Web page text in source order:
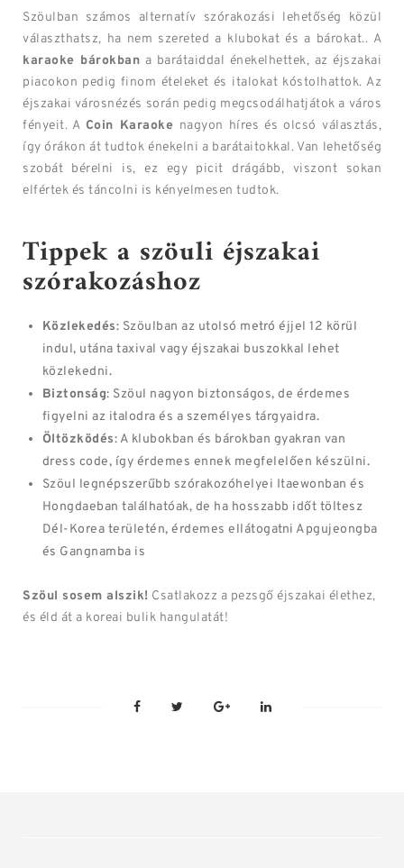
Szöulban számos alternatív szórakozási lehetőség közül
választhatsz, ha nem szereted a klubokat és a bárokat.. A
karaoke bárokban a barátaiddal énekelhettek, az éjszakai
piacokon pedig finom ételeket és italokat kóstolhattok. Az
éjszakai városnézés során pedig megcsodálhatjátok a város
fényeit. A Coin Karaoke nagyon híres és olcsó választás,
így órákon át tudtok énekelni a barátaitokkal. Van lehetőség
szobát bérelni is, ez egy picit drágább, viszont sokan
elfértek és táncolni is kényelmesen tudtok.
Tippek a szöuli éjszakai
szórakozáshoz
Közlekedés: Szöulban az utolsó metró éjjel 12 körül
indul, utána taxival vagy éjszakai buszokkal lehet
közlekedni.
Biztonság: Szöul nagyon biztonságos, de érdemes
figyelni az italodra és a személyes tárgyaidra.
Öltözködés: A klubokban és bárokban gyakran van
dress code, így érdemes ennek megfelelően készülni.
Szöul legnépszerűbb szórakozóhelyei Itaewonban és
Hongdaeban találhatóak, de ha hosszabb időt töltesz
Dél-Korea területén, érdemes ellátogatni Apgujeongba
és Gangnamba is
Szöul sosem alszik! Csatlakozz a pezsgő éjszakai élethez,
és éld át a koreai bulik hangulatát!